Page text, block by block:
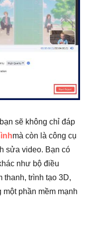
sẽ không chỉ đáp
mà còn là công cụ
sửa video. Bạn có
như bộ điều
thanh, trình tạo 3D,
phần mềm mạnh